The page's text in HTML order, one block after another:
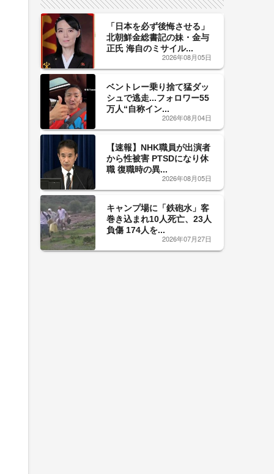
「日本を必ず後悔させる」
北朝鮮金総書記の妹・金与
正氏 海自のミサイル...
2026年08月05日
ベントレー乗り捨て猛ダッ
シュで逃走...フォロワー55
万人“自称イン...
2026年08月04日
【速報】NHK職員が出演者
から性被害 PTSDになり休
職 復職時の異...
2026年08月05日
キャンプ場に「鉄砲水」客
巻き込まれ10人死亡、23人
負傷 174人を...
2026年07月27日